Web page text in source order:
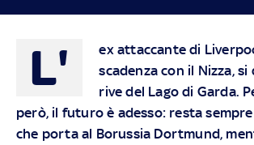
L'
ex attaccante di
scadenza con il Nizza,
rive del Lago di Garda.
però, il futuro è adesso: resta
che porta al Borussia Dortmund,